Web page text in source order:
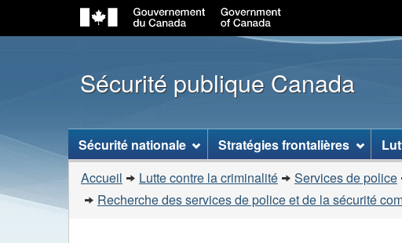
Sécurité publique Canada
Menu
des
sujets
Sécurité nationale Stratégies frontalières
Vous
êtes
Accueil Lutte contre la criminalité Services de police
Recherche des services de police et de la sécurité